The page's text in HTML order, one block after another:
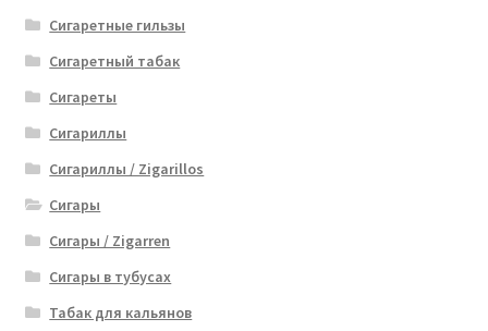
Сигаретные гильзы
Сигаретный табак
Сигареты
Сигариллы
Сигариллы / Zigarillos
Сигары
Сигары / Zigarren
Сигары в тубусах
Табак для кальянов